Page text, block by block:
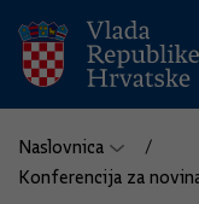
Naslovnica
Konferencija za